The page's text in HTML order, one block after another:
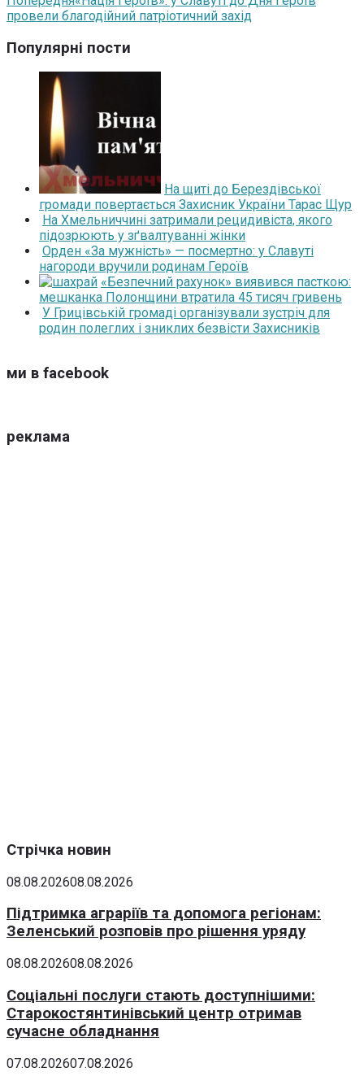
провели благодійний патріотичний захід
Популярні пости
На щиті до Берездівської
громади повертається Захисник України Тарас Щур
На Хмельниччині затримали рецидивіста, якого
підозрюють у зґвалтуванні жінки
Орден «За мужність» — посмертно: у Славуті
нагороди вручили родинам Героїв
«Безпечний рахунок» виявився пасткою:
мешканка Полонщини втратила 45 тисяч гривень
У Грицівській громаді організували зустріч для
родин полеглих і зниклих безвісти Захисників
ми в facebook
реклама
Стрічка новин
08.08.202608.08.2026
Підтримка аграріїв та допомога регіонам:
Зеленський розповів про рішення уряду
08.08.202608.08.2026
Соціальні послуги стають доступнішими:
Старокостянтинівський центр отримав
сучасне обладнання
07.08.202607.08.2026